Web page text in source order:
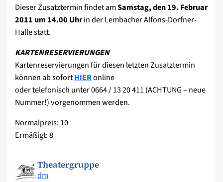
Dieser Zusatztermin findet amSamstag, den 19. Februar
2011 um 14.00 Uhrin der Lembacher Alfons-Dorfner-
Halle statt.
KARTENRESERVIERUNGEN
Kartenreservierungen für diesen letzten Zusatztermin
können ab sofortHIERonline
oder telefonisch unter 0664 / 13 20 411 (ACHTUNG – neue
Nummer!) vorgenommen werden.
Normalpreis: 10 
Ermäßigt: 8 
Theatergruppe
dm